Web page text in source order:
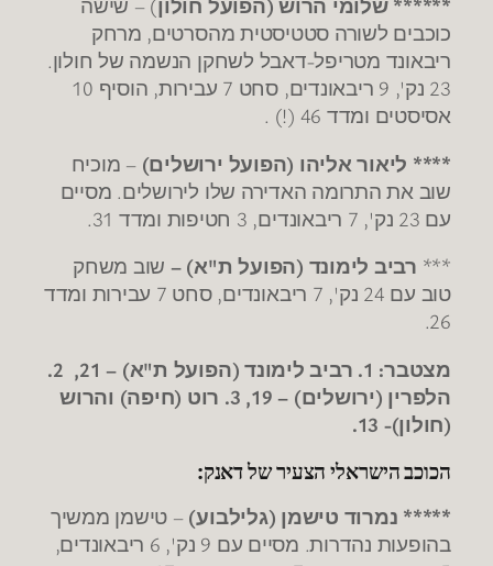
****** שלומי הרוש (הפועל חולון) – שישה
כוכבים לשורה סטטיסטית מהסרטים, מרחק
ריבאונד מטריפל-דאבל לשחקן הנשמה של חולון.
23 נק', 9 ריבאונדים, סחט 7 עבירות, הוסיף 10
אסיסטים ומדד 46 (!) .
**** ליאור אליהו (הפועל ירושלים) – מוכיח
שוב את התרומה האדירה שלו לירושלים. מסיים
עם 23 נק', 7 ריבאונדים, 3 חטיפות ומדד 31.
*** רביב לימונד (הפועל ת"א) – שוב משחק
טוב עם 24 נק', 7 ריבאונדים, סחט 7 עבירות ומדד
26.
מצטבר: 1. רביב לימונד (הפועל ת"א) – 21, 2.
הלפרין (ירושלים) – 19, 3. רוט (חיפה) והרוש
(חולון)- 13.
הכוכב הישראלי הצעיר של דאנק:
***** נמרוד טישמן (גלילבוע) – טישמן ממשיך
בהופעות נהדרות. מסיים עם 9 נק', 6 ריבאונדים,